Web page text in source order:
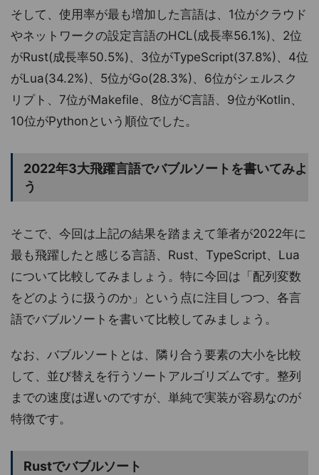
そして、使用率が最も増加した言語は、1位がクラウド
やネットワークの設定言語のHCL(成長率56.1%)、2位
がRust(成長率50.5%)、3位がTypeScript(37.8%)、4位
がLua(34.2%)、5位がGo(28.3%)、6位がシェルスク
リプト、7位がMakefile、8位がC言語、9位がKotlin、
10位がPythonという順位でした。
2022年3大飛躍言語でバブルソートを書いてみよ
う
そこで、今回は上記の結果を踏まえて筆者が2022年に
最も飛躍したと感じる言語、Rust、TypeScript、Lua
について比較してみましょう。特に今回は「配列変数
をどのように扱うのか」という点に注目しつつ、各言
語でバブルソートを書いて比較してみましょう。
なお、バブルソートとは、隣り合う要素の大小を比較
して、並び替えを行うソートアルゴリズムです。整列
までの速度は遅いのですが、単純で実装が容易なのが
特徴です。
Rustでバブルソート